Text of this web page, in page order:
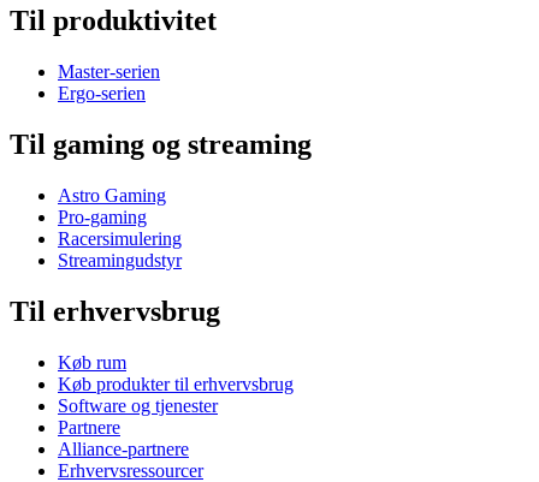
Til produktivitet
Master-serien
Ergo-serien
Til gaming og streaming
Astro Gaming
Pro-gaming
Racersimulering
Streamingudstyr
Til erhvervsbrug
Køb rum
Køb produkter til erhvervsbrug
Software og tjenester
Partnere
Alliance-partnere
Erhvervsressourcer